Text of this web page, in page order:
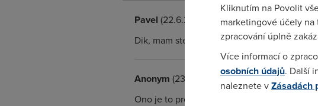
Pavel (22.6.2007 12:58:16)
Dik, mam stejny problem.
Anonym (23.6.2007 13:07:01)
Ono je to proto, že 6Mbit zvládne i ADSL1
Kliknutím na Povolit
marketingové účely
zpracování úplně
Více informací o
osobních údajů. Další
naleznete vZásadách